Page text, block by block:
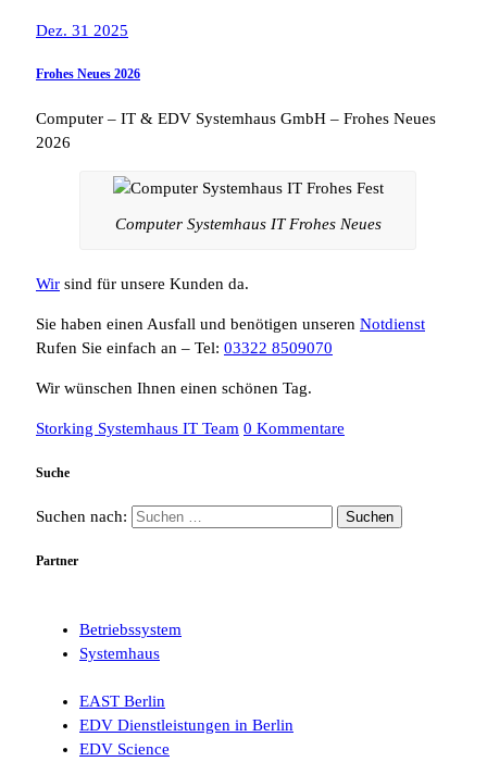
Dez. 31 2025
Frohes Neues 2026
Computer – IT & EDV Systemhaus GmbH – Frohes Neues
2026
Computer Systemhaus IT Frohes Neues
Wir sind für unsere Kunden da.
Sie haben einen Ausfall und benötigen unseren Notdienst
Rufen Sie einfach an – Tel: 03322 8509070
Wir wünschen Ihnen einen schönen Tag.
Storking Systemhaus IT Team 0 Kommentare
Suche
Suchen nach:
Partner
Betriebssystem
Systemhaus
EAST Berlin
EDV Dienstleistungen in Berlin
EDV Science